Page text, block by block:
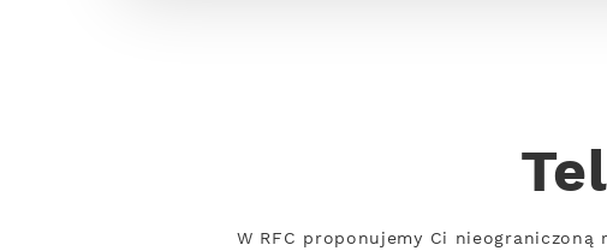
W RFC proponujemy Ci